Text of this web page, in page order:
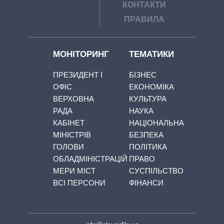
КОНТАКТИ
ПРАВИЛА
МОНІТОРИНГ
ПРЕЗИДЕНТ І
ОФІС
ВЕРХОВНА
РАДА
КАБІНЕТ
МІНІСТРІВ
ГОЛОВИ
ОБЛАДМІНІСТРАЦІЙ
МЕРИ МІСТ
ВСІ ПЕРСОНИ
ТЕМАТИКИ
БІЗНЕС
ЕКОНОМІКА
КУЛЬТУРА
НАУКА
НАЦІОНАЛЬНА
БЕЗПЕКА
ПОЛІТИКА
ПРАВО
СУСПІЛЬСТВО
ФІНАНСИ